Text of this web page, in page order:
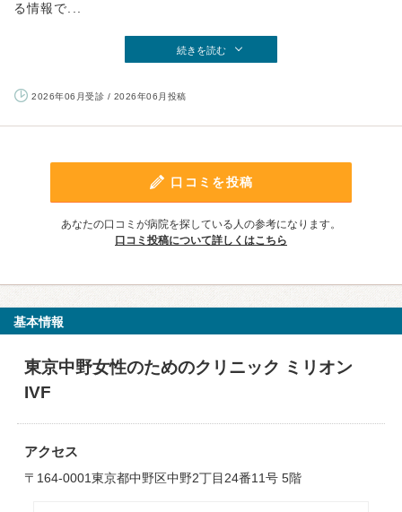
る情報で...
続きを読む
2026年06月受診 / 2026年06月投稿
口コミを投稿
あなたの口コミが病院を探している人の参考になります。
口コミ投稿について詳しくはこちら
基本情報
東京中野女性のためのクリニック ミリオン
IVF
アクセス
〒164-0001東京都中野区中野2丁目24番11号 5階